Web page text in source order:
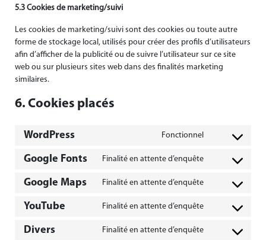
5.3 Cookies de marketing/suivi
Les cookies de marketing/suivi sont des cookies ou toute autre
forme de stockage local, utilisés pour créer des profils d’utilisateurs
afin d’afficher de la publicité ou de suivre l’utilisateur sur ce site
web ou sur plusieurs sites web dans des finalités marketing
similaires.
6. Cookies placés
WordPress Fonctionnel
Consent
service
Google Fonts Finalité en attente d’enquête
Consent
service
Google Maps Finalité en attente d’enquête
Consent
service
YouTube Finalité en attente d’enquête
Consent
service
Divers Finalité en attente d’enquête
Consent